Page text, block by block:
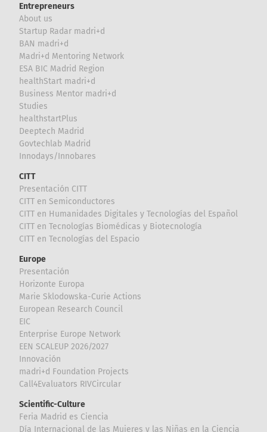
Entrepreneurs
About us
Startup Radar madri+d
BAN madri+d
Madri+d Mentoring Network
ESA BIC Madrid Region
healthStart madri+d
Business Mentor madri+d
Studies
healthstartPlus
Deeptech Madrid
Govtechlab Madrid
Innodays/Innobares
CITT
Presentación CITT
CITT en Semiconductores
CITT en Humanidades Digitales y Tecnologías del Español
CITT en Tecnologías Biomédicas y Biotecnología
CITT en Tecnologías del Espacio
Europe
Presentación
Horizonte Europa
Marie Sklodowska-Curie Actions
European Research Council
EIC
Enterprise Europe Network
EEN SCALEUP 2026/2027
Innovación
madri+d Foundation Projects
Call4Evaluators RIVCircular
Scientific-Culture
Feria Madrid es Ciencia
Día Internacional de las Mujeres y las Niñas en la Ciencia